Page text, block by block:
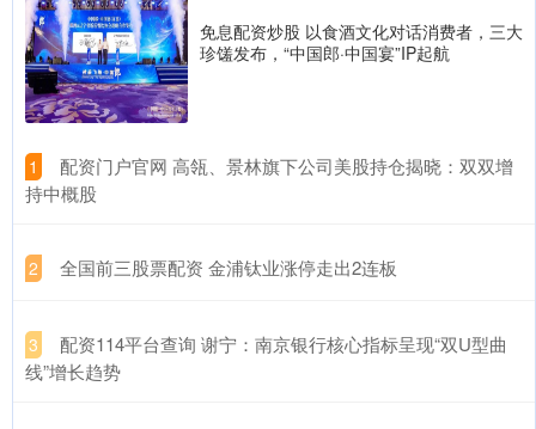
免息配资炒股 以食酒文化对话消费者，三大
珍馐发布，“中国郎·中国宴”IP起航
1
​配资门户官网 高瓴、景林旗下公司美股持仓揭晓：双双增
持中概股
2 ​全国前三股票配资 金浦钛业涨停走出2连板
3
​配资114平台查询 谢宁：南京银行核心指标呈现“双U型曲
线”增长趋势